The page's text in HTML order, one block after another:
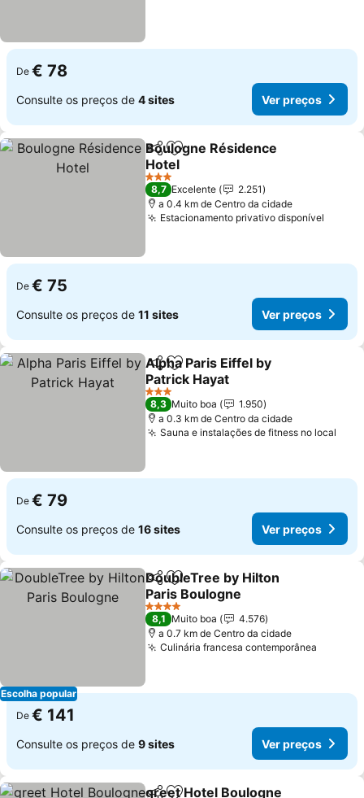
De € 78
Consulte os preços de 4 sites Ver preços
PartilharAdicionar aos favoritos
Boulogne Résidence
Hotel
Ver preços
3 Estrelas
8,7 Excelente
2.251
a 0.4 km de Centro da cidade
Estacionamento privativo disponível
De € 75
Consulte os preços de 11 sites Ver preços
PartilharAdicionar aos favoritos
Alpha Paris Eiffel by
Patrick Hayat
Ver preços
3 Estrelas
8,3 Muito boa
1.950
a 0.3 km de Centro da cidade
Sauna e instalações de fitness no local
De € 79
Consulte os preços de 16 sites Ver preços
Escolha popular
PartilharAdicionar aos favoritos
DoubleTree by Hilton
Paris Boulogne
Ver preços
4 Estrelas
8,1 Muito boa
4.576
a 0.7 km de Centro da cidade
Culinária francesa contemporânea
De € 141
Consulte os preços de 9 sites Ver preços
greet Hotel Boulogne